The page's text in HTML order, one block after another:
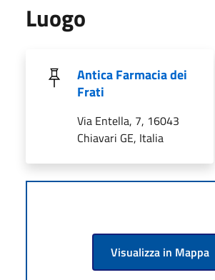
Luogo
Antica Farmacia dei
Frati
Via Entella, 7, 16043
Chiavari GE, Italia
Visualizza in Mappa